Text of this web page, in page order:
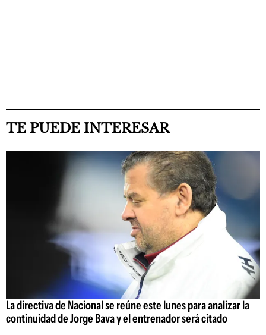
TE PUEDE INTERESAR
La directiva de Nacional se reúne este lunes para analizar la
continuidad de Jorge Bava y el entrenador será citado